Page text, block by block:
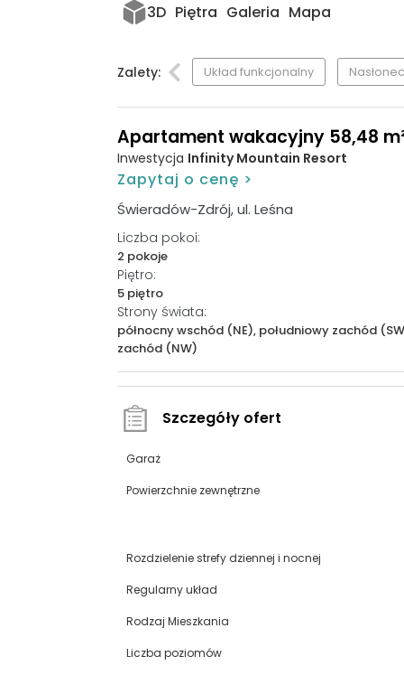
3D Piętra Galeria Mapa
Zalety: Układ funkcjonalny
Apartament wakacyjny 58,48
Inwestycja Infinity Mountain Resort
Zapytaj o cenę >
Świeradów-Zdrój, ul. Leśna
Liczba pokoi:
2 pokoje
Piętro:
5 piętro
Strony świata:
północny wschód (NE), południowy zachód
zachód (NW)
Szczegóły ofert
Garaż
Powierzchnie zewnętrzne
Rozdzielenie strefy dziennej i nocnej
Regularny układ
Rodzaj Mieszkania
Liczba poziomów